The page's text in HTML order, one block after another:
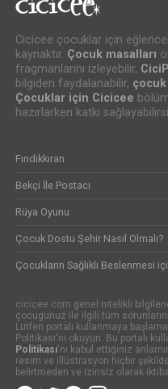
Cicicee çocuklar için
kaynaktır. Çocuk masalları
fragmanlarını izleyebilir,
bilgiden faydalanabilir,
Çocuklar için Cicicee
hazırlarken katkı
Fındıkkıran
Bekçi İle Postacı
Rüya Oyunu
Çocuk Dostu Şehir Nasıl Olmalı?
Çocukların Sağlıklı Beslenmesi
cicicee.com genel nitelikli
çocugunuz ile ilgili tüm
Lütfen portalı kullanmaya
Politikası'nı okuyun. Bu portalı
Politikası'nı kabul ettiğiniz
resim ve illüstrasyon hiçbir
belirtmeden ve izinsiz olarak